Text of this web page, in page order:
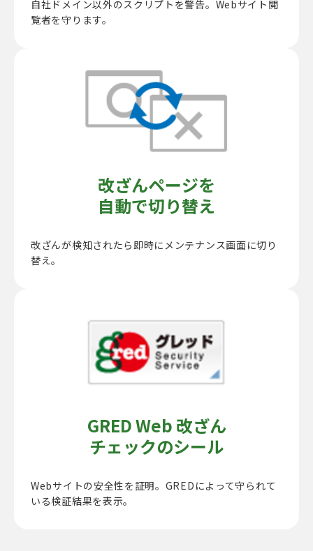
自社ドメイン以外のスクリプトを警告。Webサイト閲
覧者を守ります。
改ざんページを
自動で切り替え
改ざんが検知されたら即時にメンテナンス画面に切り
替え。
GRED Web 改ざん
チェックのシール
Webサイトの安全性を証明。GREDによって守られて
いる検証結果を表示。